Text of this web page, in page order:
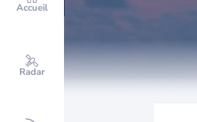
Accueil
Radar